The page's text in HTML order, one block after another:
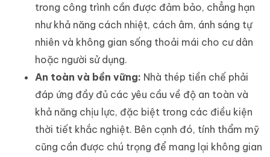
trong công trình cần được đảm bảo, chẳng hạn
như khả năng cách nhiệt, cách âm, ánh sáng tự
nhiên và không gian sống thoải mái cho cư dân
hoặc người sử dụng.
An toàn và bền vững: Nhà thép tiền chế phải
đáp ứng đầy đủ các yêu cầu về độ an toàn và
khả năng chịu lực, đặc biệt trong các điều kiện
thời tiết khắc nghiệt. Bên cạnh đó, tính thẩm mỹ
cũng cần được chú trọng để mang lại không gian